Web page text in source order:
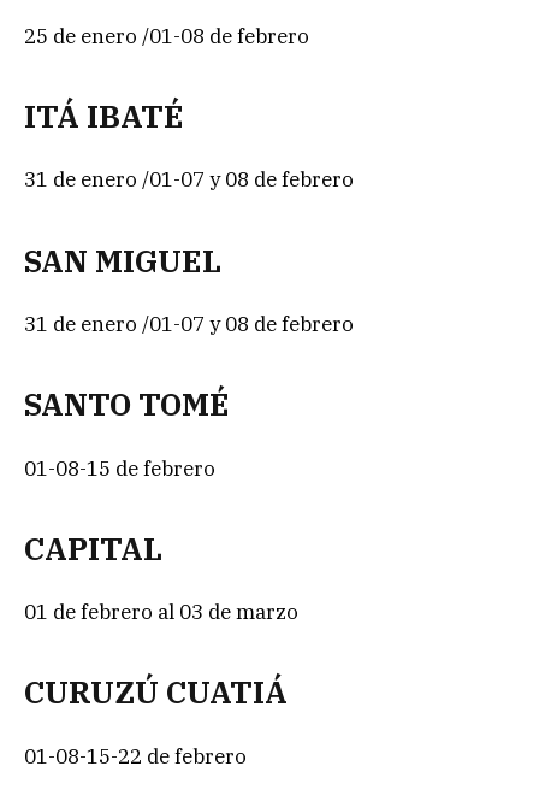
25 de enero /01-08 de febrero
ITÁ IBATÉ
31 de enero /01-07 y 08 de febrero
SAN MIGUEL
31 de enero /01-07 y 08 de febrero
SANTO TOMÉ
01-08-15 de febrero
CAPITAL
01 de febrero al 03 de marzo
CURUZÚ CUATIÁ
01-08-15-22 de febrero